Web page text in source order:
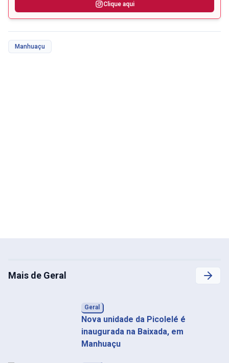
Clique aqui
Manhuaçu
Mais de Geral
Geral
Nova unidade da Picolelé é
inaugurada na Baixada, em
Manhuaçu